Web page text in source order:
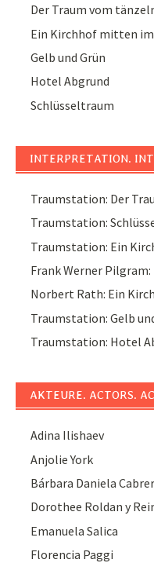
Der Traum vom
Ein Kirchhof mitten im
Gelb und Grün
Hotel Abgrund
Schlüsseltraum
INTERPRETATION.
Traumstation: Der
Traumstation:
Traumstation: Ein
Frank Werner
Norbert Rath: Ein
Traumstation: Gelb
Traumstation: Hotel
AKTEURE. ACTORS.
Adina Ilishaev
Anjolie York
Bárbara Daniela
Dorothee Roldan y
Emanuela Salica
Florencia Paggi